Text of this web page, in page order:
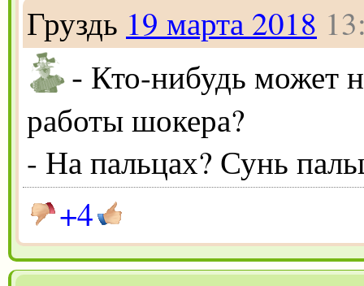
Груздь 19 марта 2018
- Кто-нибудь может
работы шокера?
- На пальцах? Сунь
+4